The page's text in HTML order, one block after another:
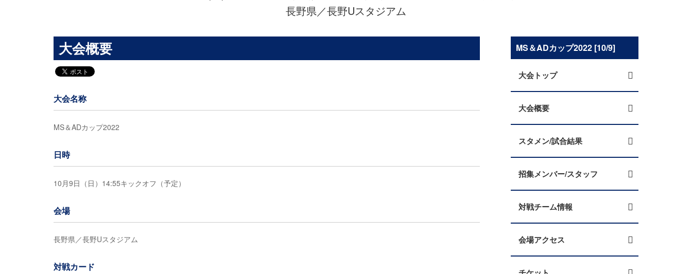
長野県／長野Uスタジアム
大会概要
大会名称
MS＆ADカップ2022
日時
10月9日（日）14:55キックオフ（予定）
会場
長野県／長野Uスタジアム
対戦カード
MS＆ADカップ2022 [10/9]
大会トップ
大会概要
スタメン/試合結果
招集メンバー/スタッフ
対戦チーム情報
会場アクセス